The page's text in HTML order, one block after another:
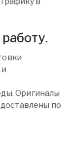
и
Оригиналы
по